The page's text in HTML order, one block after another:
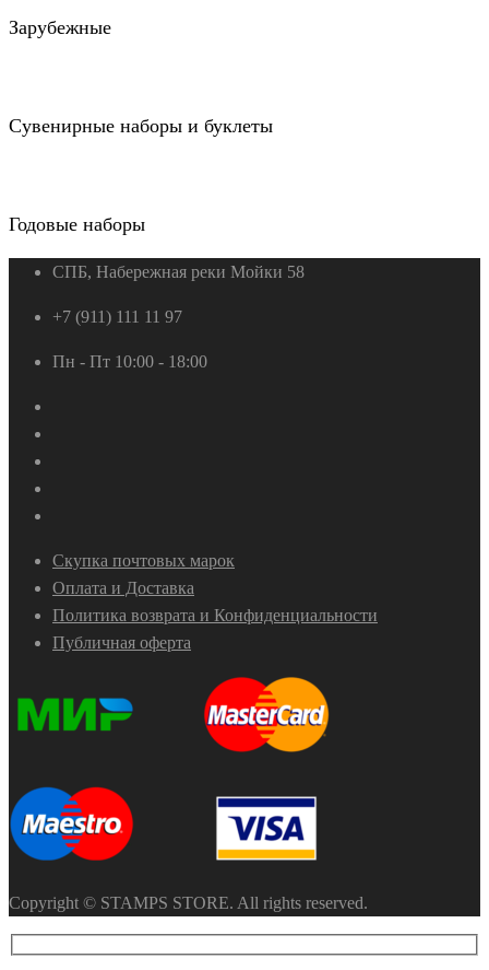
Зарубежные
Сувенирные наборы и буклеты
Годовые наборы
СПБ, Набережная реки Мойки 58
+7 (911) 111 11 97
Пн - Пт 10:00 - 18:00
Скупка почтовых марок
Оплата и Доставка
Политика возврата и Конфиденциальности
Публичная оферта
Copyright © STAMPS STORE. All rights reserved.